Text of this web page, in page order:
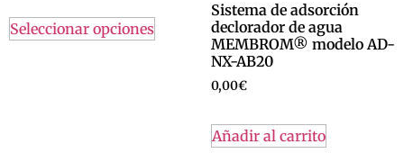
Seleccionar opciones
Sistema de adsorción
declorador de agua
MEMBROM® modelo AD-
NX-AB20
0,00€
Añadir al carrito